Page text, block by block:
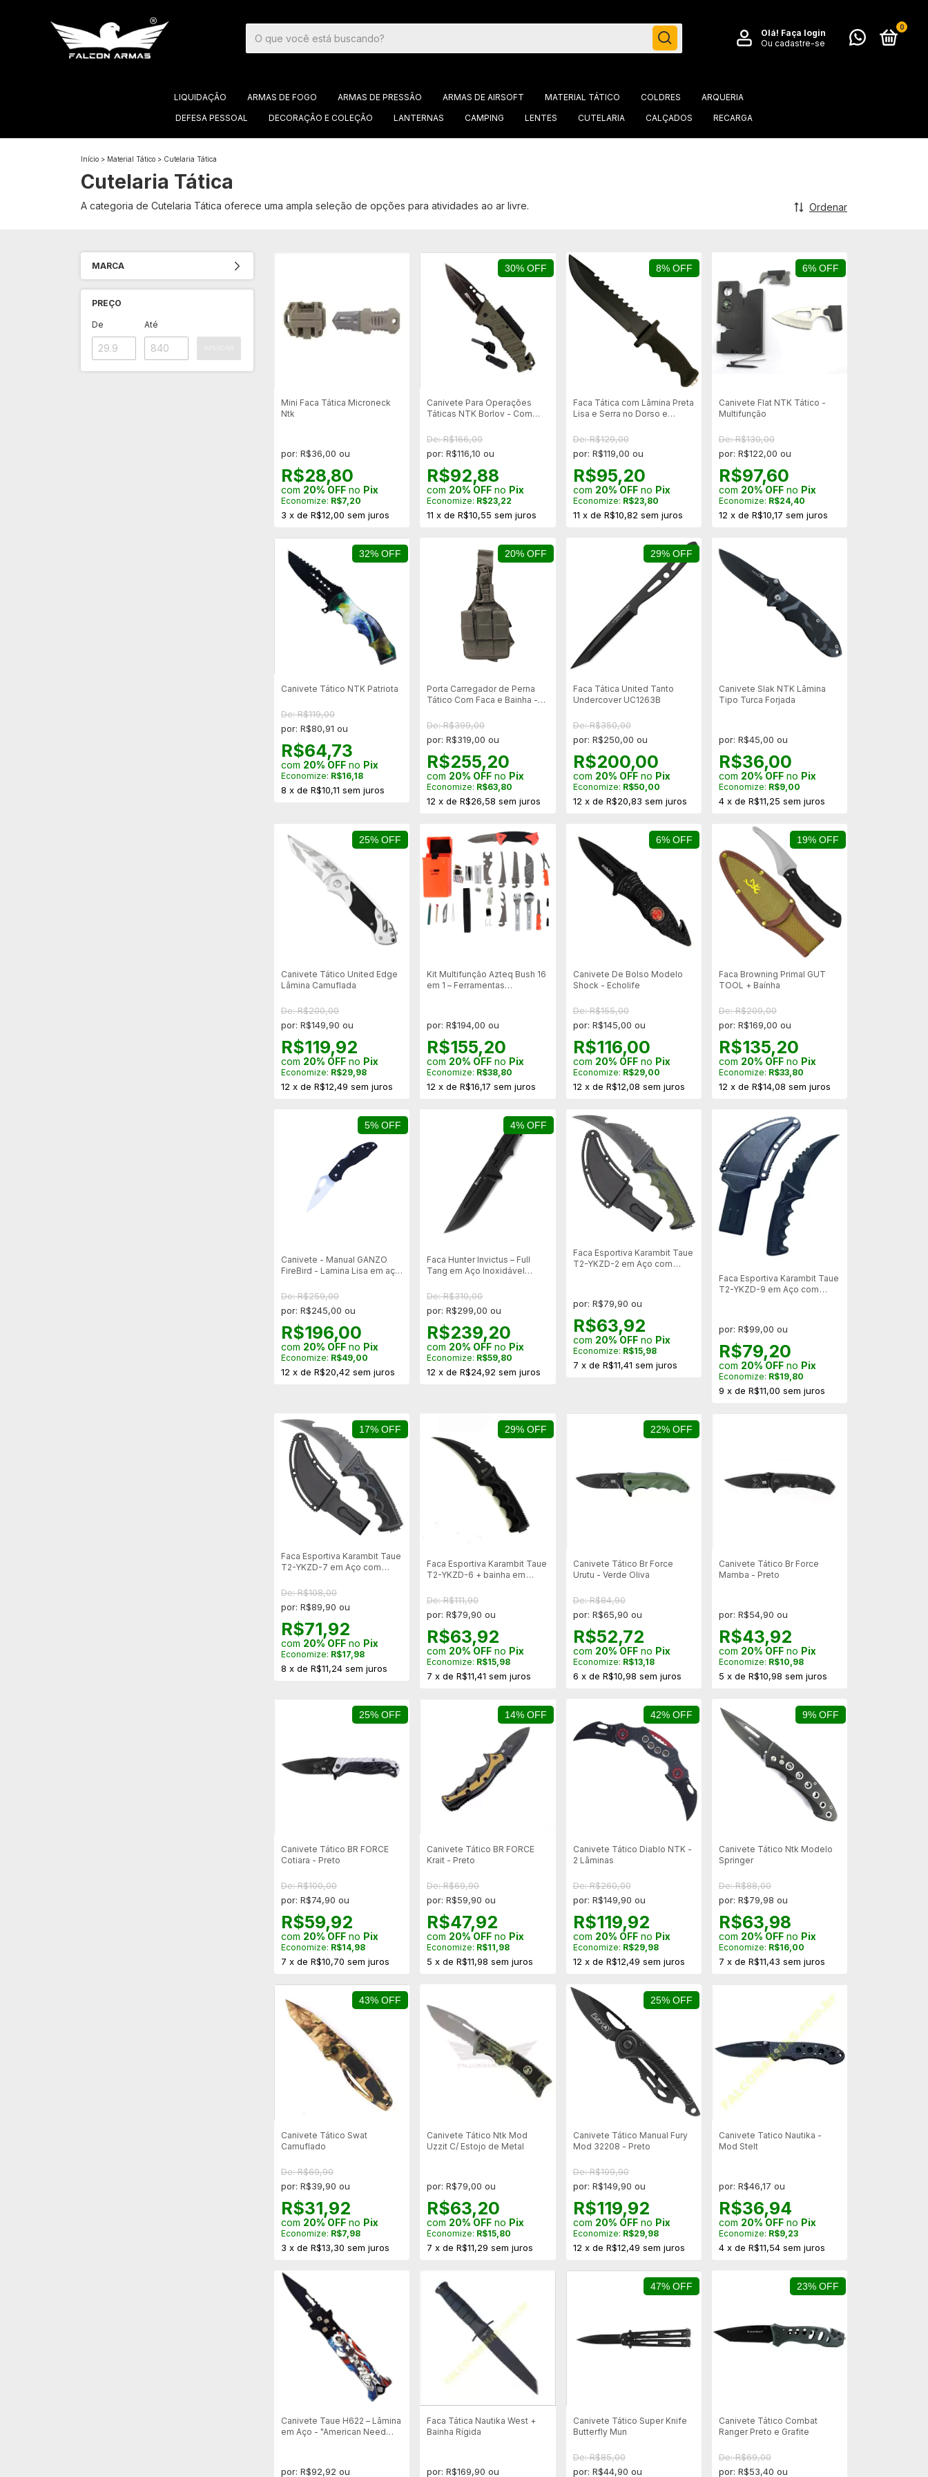
Olá! Faça login
Ou cadastre-se
0
LIQUIDAÇÃO ARMAS DE FOGO ARMAS DE PRESSÃO ARMAS DE AIRSOFT MATERIAL TÁTICO COLDRES
ARQUERIA
DEFESA PESSOAL
DECORAÇÃO E COLEÇÃO LANTERNAS CAMPING LENTES CUTELARIA CALÇADOS RECARGA
Início > Material Tático > Cutelaria Tática
Cutelaria Tática
A categoria de Cutelaria Tática oferece uma ampla seleção de opções para atividades ao ar livre. Ordenar
MARCA
PREÇO
De Até
Mini Faca Tática Microneck
Ntk
por: R$36,00 ou
R$28,80
com 20% OFF no Pix
Economize: R$7,20
3 x de R$12,00 sem juros
30% OFF
Canivete Para Operações
Táticas NTK Borlov - Com
De: R$166,00
por: R$116,10 ou
R$92,88
com 20% OFF no Pix
Economize: R$23,22
11 xdeR$10,55 sem juros
8% OFF
Faca Tática com Lâmina Preta
Lisa e Serra no Dorso e
De: R$129,00
por: R$119,00 ou
R$95,20
com 20% OFFno Pix
Economize: R$23,80
11 x de R$10,82 sem juros
6% OFF
Canivete Flat NTK Tático -
Multifunção
De: R$130,00
por: R$122,00 ou
R$97,60
com 20% OFFno Pix
Economize: R$24,40
12 x de R$10,17 sem juros
32% OFF
Canivete Tático NTK Patriota
De: R$119,00
por: R$80,91 ou
R$64,73
com 20% OFF no Pix
Economize: R$16,18
8 x de R$10,11 sem juros
20% OFF
Porta Carregador de Perna
Tático Com Faca e Bainha -
De: R$399,00
por: R$319,00 ou
R$255,20
com 20% OFF no Pix
Economize: R$63,80
12 xdeR$26,58 sem juros
29% OFF
Faca Tática United Tanto
Undercover UC1263B
De: R$350,00
por: R$250,00 ou
R$200,00
com 20% OFFno Pix
Economize: R$50,00
12 x de R$20,83 sem juros
Canivete Slak NTK Lâmina
Tipo Turca Forjada
por: R$45,00 ou
R$36,00
com 20% OFFno Pix
Economize: R$9,00
4 x de R$11,25 sem juros
25% OFF
Canivete Tático United Edge
Lâmina Camuflada
De: R$200,00
por: R$149,90 ou
R$119,92
com 20% OFF no Pix
Economize: R$29,98
12 x de R$12,49 sem juros
Kit Multifunção Azteq Bush 16
em 1 – Ferramentas
por: R$194,00 ou
R$155,20
com 20% OFF no Pix
Economize: R$38,80
12 xdeR$16,17 sem juros
6% OFF
Canivete De Bolso Modelo
Shock - Echolife
De: R$155,00
por: R$145,00 ou
R$116,00
com 20% OFFno Pix
Economize: R$29,00
12 x de R$12,08 sem juros
19% OFF
Faca Browning Primal GUT
TOOL + Baínha
De: R$209,00
por: R$169,00 ou
R$135,20
com 20% OFFno Pix
Economize: R$33,80
12 x de R$14,08 sem juros
5% OFF
Canivete - Manual GANZO
FireBird - Lamina Lisa em aço
De: R$259,00
por: R$245,00 ou
R$196,00
com 20% OFF no Pix
Economize: R$49,00
12 x de R$20,42 sem juros
4% OFF
Faca Hunter Invictus – Full
Tang em Aço Inoxidável
De: R$310,00
por: R$299,00 ou
R$239,20
com 20% OFF no Pix
Economize: R$59,80
12 xdeR$24,92 sem juros
Faca Esportiva Karambit Taue
T2-YKZD-2 em Aço com
por: R$79,90 ou
R$63,92
com 20% OFFno Pix
Economize: R$15,98
7 x de R$11,41 sem juros
Faca Esportiva Karambit Taue
T2-YKZD-9 em Aço com
por: R$99,00 ou
R$79,20
com 20% OFFno Pix
Economize: R$19,80
9 x de R$11,00 sem juros
17% OFF
Faca Esportiva Karambit Taue
T2-YKZD-7 em Aço com
De: R$108,00
por: R$89,90 ou
R$71,92
com 20% OFF no Pix
Economize: R$17,98
8 x de R$11,24 sem juros
29% OFF
Faca Esportiva Karambit Taue
T2-YKZD-6 + bainha em
De: R$111,90
por: R$79,90 ou
R$63,92
com 20% OFF no Pix
Economize: R$15,98
7 xdeR$11,41 sem juros
22% OFF
Canivete Tático Br Force
Urutu - Verde Oliva
De: R$84,90
por: R$65,90 ou
R$52,72
com 20% OFFno Pix
Economize: R$13,18
6 x de R$10,98 sem juros
Canivete Tático Br Force
Mamba - Preto
por: R$54,90 ou
R$43,92
com 20% OFFno Pix
Economize: R$10,98
5 x de R$10,98 sem juros
25% OFF
Canivete Tático BR FORCE
Cotiara - Preto
De: R$100,00
por: R$74,90 ou
R$59,92
com 20% OFF no Pix
Economize: R$14,98
7 x de R$10,70 sem juros
14% OFF
Canivete Tático BR FORCE
Krait - Preto
De: R$69,90
por: R$59,90 ou
R$47,92
com 20% OFF no Pix
Economize: R$11,98
5 xdeR$11,98 sem juros
42% OFF
Canivete Tático Diablo NTK -
2 Lâminas
De: R$260,00
por: R$149,90 ou
R$119,92
com 20% OFFno Pix
Economize: R$29,98
12 x de R$12,49 sem juros
9% OFF
Canivete Tático Ntk Modelo
Springer
De: R$88,00
por: R$79,98 ou
R$63,98
com 20% OFFno Pix
Economize: R$16,00
7 x de R$11,43 sem juros
43% OFF
Canivete Tático Swat
Camuflado
De: R$69,90
por: R$39,90 ou
R$31,92
com 20% OFF no Pix
Economize: R$7,98
3 x de R$13,30 sem juros
Canivete Tático Ntk Mod
Uzzit C/ Estojo de Metal
por: R$79,00 ou
R$63,20
com 20% OFF no Pix
Economize: R$15,80
7 xdeR$11,29 sem juros
25% OFF
Canivete Tático Manual Fury
Mod 32208 - Preto
De: R$199,90
por: R$149,90 ou
R$119,92
com 20% OFFno Pix
Economize: R$29,98
12 x de R$12,49 sem juros
Canivete Tatico Nautika -
Mod Stelt
por: R$46,17 ou
R$36,94
com 20% OFFno Pix
Economize: R$9,23
4 x de R$11,54 sem juros
Canivete Taue H622 – Lâmina
em Aço - "American Need
por: R$92,92 ou
Faca Tática Nautika West +
Bainha Rígida
por: R$169,90 ou
47% OFF
Canivete Tático Super Knife
Butterfly Mun
De: R$85,00
por: R$44,90 ou
23% OFF
Canivete Tático Combat
Ranger Preto e Grafite
De: R$69,00
por: R$53,40 ou